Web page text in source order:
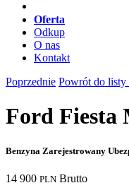
Oferta
Odkup
O nas
Kontakt
Poprzednie Powrót do listy
Ford Fiesta
Benzyna Zarejestrowany
14 900 PLN Brutto